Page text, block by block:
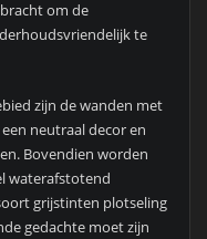
om de
te
zijn de wanden met
neutraal decor en
Bovendien worden
waterafstotend
grijstinten plotseling
gedachte moet zijn